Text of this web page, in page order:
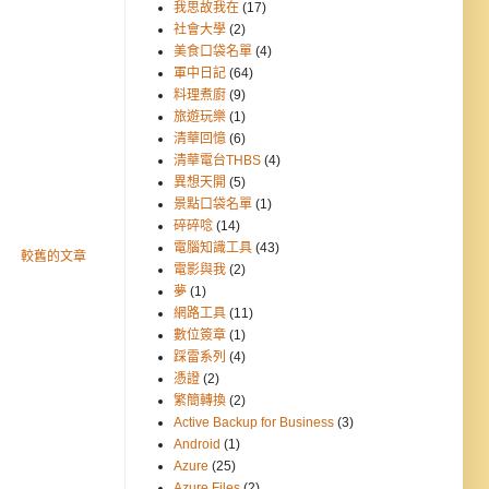
較舊的文章
我思故我在 (17)
社會大學 (2)
美食口袋名單 (4)
軍中日記 (64)
料理煮廚 (9)
旅遊玩樂 (1)
清華回憶 (6)
清華電台THBS (4)
異想天開 (5)
景點口袋名單 (1)
碎碎唸 (14)
電腦知識工具 (43)
電影與我 (2)
夢 (1)
網路工具 (11)
數位簽章 (1)
踩雷系列 (4)
憑證 (2)
繁簡轉換 (2)
Active Backup for Business (3)
Android (1)
Azure (25)